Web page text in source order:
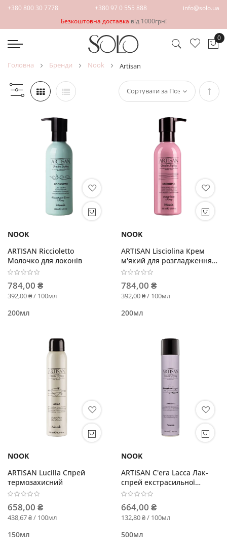
+380 800 30 7778 +380 97 0 555 888
info@solo.ua
Безкоштовна доставка від 1000грн!
0
головна бренди nook artisan
NOOK
ARTISAN Riccioletto
Молочко для локонів
784,00 ₴
392,00 ₴ / 100мл
200мл
NOOK
ARTISAN Lisciolina Крем
м'який для розгладження
волосся
784,00 ₴
392,00 ₴ / 100мл
200мл
NOOK
ARTISAN Lucilla Спрей
термозахисний
658,00 ₴
438,67 ₴ / 100мл
150мл
NOOK
ARTISAN C'era Lacca Лак-
спрей екстрасильної
фіксації
664,00 ₴
132,80 ₴ / 100мл
500мл